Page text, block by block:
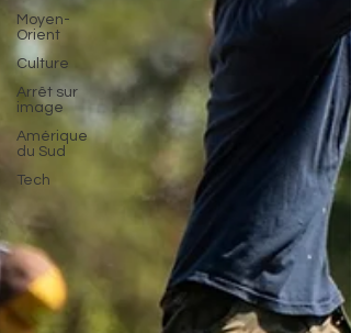
Moyen-
Orient
Culture
Arrêt sur
image
Amérique
du Sud
Tech